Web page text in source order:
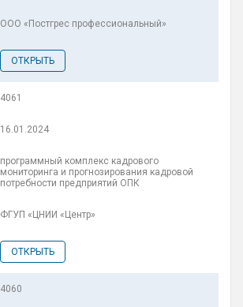
ООО «Постгрес профессиональный»
ОТКРЫТЬ
4061
16.01.2024
программный комплекс кадрового
мониторинга и прогнозирования кадровой
потребности предприятий ОПК
ФГУП «ЦНИИ «Центр»
ОТКРЫТЬ
4060